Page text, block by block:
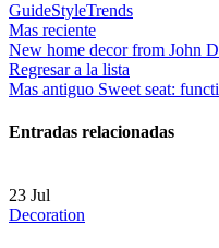
GuideStyleTrends
Mas reciente
New home decor from John
Regresar a la lista
Mas antiguo Sweet seat:
Entradas relacionadas
23 Jul
Decoration